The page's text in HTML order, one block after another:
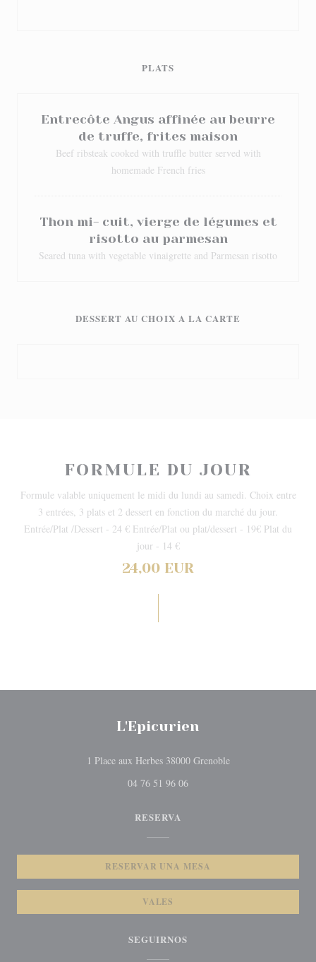
PLATS
Entrecôte Angus affinée au beurre
de truffe, frites maison
Beef ribsteak cooked with truffle butter served with
homemade French fries
Thon mi- cuit, vierge de légumes et
risotto au parmesan
Seared tuna with vegetable vinaigrette and Parmesan risotto
DESSERT AU CHOIX A LA CARTE
FORMULE DU JOUR
Formule valable uniquement le midi du lundi au samedi. Choix entre
3 entrées, 3 plats et 2 dessert en fonction du marché du jour.
Entrée/Plat /Dessert - 24 € Entrée/Plat ou plat/dessert - 19€ Plat du
jour - 14 €
24,00 EUR
L'Epicurien
1 Place aux Herbes 38000 Grenoble((abre en una nueva
04 76 51 96 06
RESERVA
RESERVAR UNA MESA
VALES
SEGUIRNOS